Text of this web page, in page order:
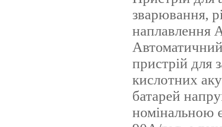
зварювання,
наплавлення
пристрій для
кислотних
батарей
номінальною